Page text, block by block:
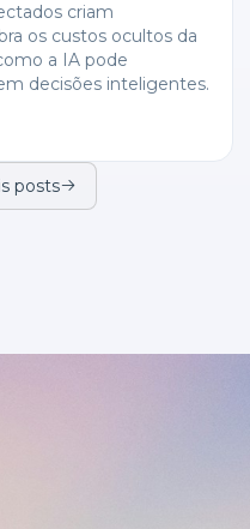
criam
os custos ocultos da
a IA pode
decisões inteligentes.
posts